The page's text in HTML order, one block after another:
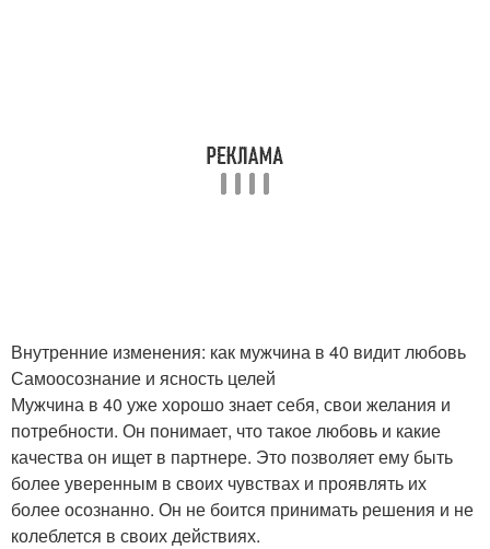
Внутренние изменения: как мужчина в 40 видит любовь
Самоосознание и ясность целей
Мужчина в 40 уже хорошо знает себя, свои желания и
потребности. Он понимает, что такое любовь и какие
качества он ищет в партнере. Это позволяет ему быть
более уверенным в своих чувствах и проявлять их
более осознанно. Он не боится принимать решения и не
колеблется в своих действиях.